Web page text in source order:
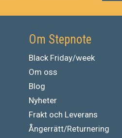
Om Stepnote
Black Friday/week
Om oss
Blog
Nyheter
Frakt och Leverans
Ångerrätt/Returnering